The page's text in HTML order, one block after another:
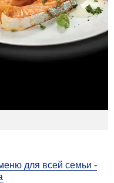
для всей семьи -